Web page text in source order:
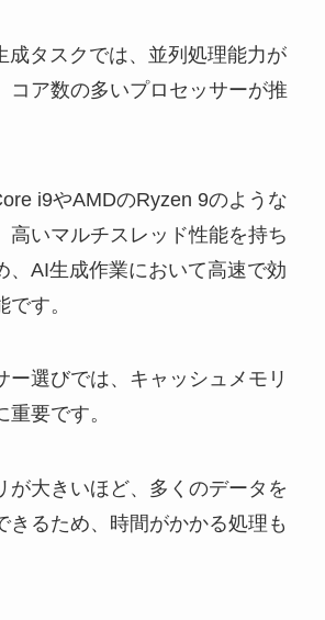
成タスクでは、並列処理能力が
コア数の多いプロセッサーが推
i9やAMDのRyzen 9のような
高いマルチスレッド性能を持ち
、AI生成作業において高速で効
す。
ー選びでは、キャッシュメモリ
要です。
が大きいほど、多くのデータを
きるため、時間がかかる処理も